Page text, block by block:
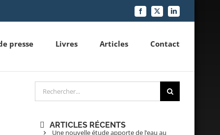
Facebook
X LinkedIn
presse Livres Articles Contact
Rechercher
ARTICLES RÉCENTS
Une nouvelle étude apporte de l’eau au